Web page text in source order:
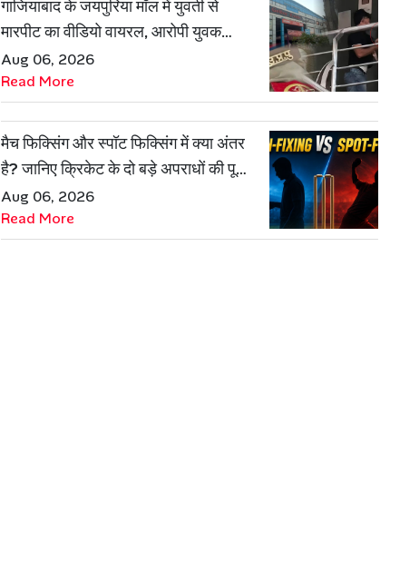
गाजियाबाद के जयपुरिया मॉल में युवती से
मारपीट का वीडियो वायरल, आरोपी युवक
हिरासत में
Aug 06, 2026
Read More
मैच फिक्सिंग और स्पॉट फिक्सिंग में क्या अंतर
है? जानिए क्रिकेट के दो बड़े अपराधों की पूरी
कहानी
Aug 06, 2026
Read More